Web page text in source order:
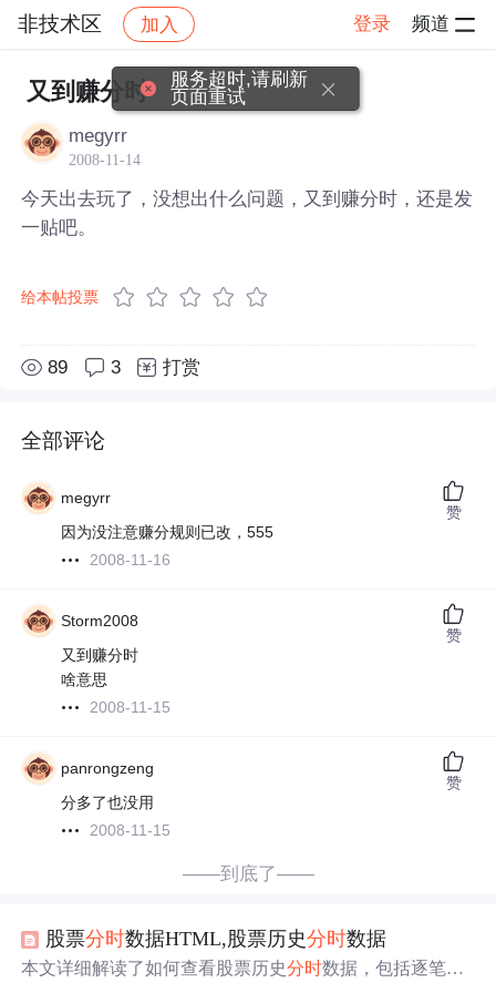
非技术区 加入 登录 频道
社区 非技术区 帖子详情
又到赚分时
megyrr
2008-11-14
今天出去玩了，没想出什么问题，又到赚分时，还是发
一贴吧。
给本帖投票
89 3 打赏
全部评论
megyrr
因为没注意赚分规则已改，555
2008-11-16
赞
Storm2008
又到赚分时
啥意思
2008-11-15
赞
panrongzeng
分多了也没用
2008-11-15
赞
——到底了——
股票分时数据HTML,股票历史分时数据
本文详细解读了如何查看股票历史分时数据，包括逐笔成
服务超时,请刷新
页面重试